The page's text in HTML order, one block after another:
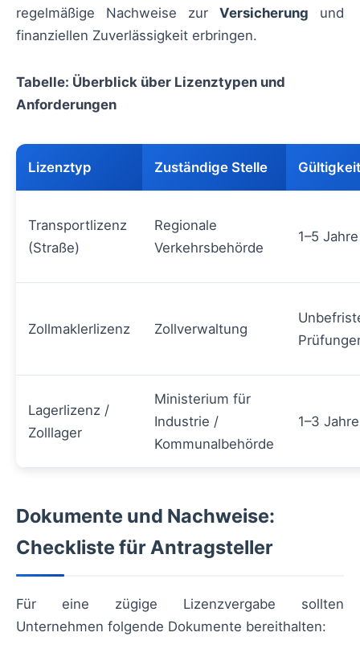
regelmäßige Nachweise zur Versicherung und
finanziellen Zuverlässigkeit erbringen.
Tabelle: Überblick über Lizenztypen und
Anforderungen
Lizenztyp Zuständige Stelle Gültigkeit
Transportlizenz
(Straße)
Regionale
Verkehrsbehörde
1–5 Jahre
Zollmaklerlizenz Zollverwaltung
Lagerlizenz /
Zolllager
Ministerium für
Industrie /
Kommunalbehörde
1–3 Jahre
Dokumente und Nachweise:
Checkliste für Antragsteller
Für eine zügige Lizenzvergabe sollten
Unternehmen folgende Dokumente bereithalten: